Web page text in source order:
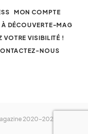
MON COMPTE
DÉCOUVERTE-MAG
VISIBILITÉ !
NOUS
2020-2025